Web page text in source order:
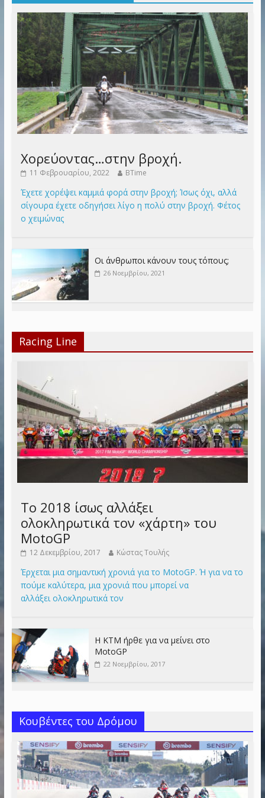
Χορεύοντας…στην βροχή.
11 Φεβρουαρίου, 2022 BTime
Έχετε χορέψει καμμιά φορά στην βροχή; Ίσως όχι, αλλά
σίγουρα έχετε οδηγήσει λίγο η πολύ στην βροχή. Φέτος
ο χειμώνας
Οι άνθρωποι κάνουν τους τόπους;
26 Νοεμβρίου, 2021
Racing Line
Το 2018 ίσως αλλάξει
ολοκληρωτικά τον «χάρτη» του
MotoGP
12 Δεκεμβρίου, 2017 Κώστας Τουλής
Έρχεται μια σημαντική χρονιά για το MotoGP. Ή για να το
πούμε καλύτερα, μια χρονιά που μπορεί να
αλλάξει ολοκληρωτικά τον
Η KTM ήρθε για να μείνει στο
MotoGP
22 Νοεμβρίου, 2017
Κουβέντες του Δρόμου